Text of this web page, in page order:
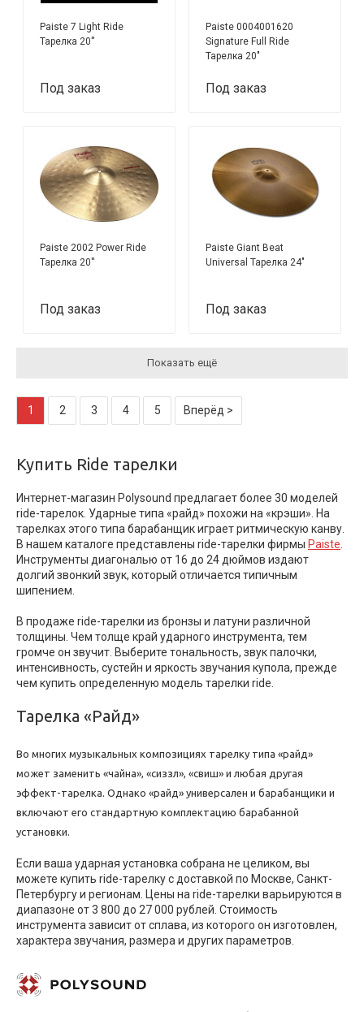
Paiste 7 Light Ride
Тарелка 20''
Под заказ
Paiste 0004001620
Signature Full Ride
Тарелка 20"
Под заказ
Paiste 2002 Power Ride
Тарелка 20''
Под заказ
Paiste Giant Beat
Universal Тарелка 24"
Под заказ
Показать ещё
1 2 3 4 5 Вперёд >
Купить Ride тарелки
Интернет-магазин Polysound предлагает более 30 моделей
ride-тарелок. Ударные типа «райд» похожи на «крэши». На
тарелках этого типа барабанщик играет ритмическую канву.
В нашем каталоге представлены ride-тарелки фирмы Paiste
Инструменты диагональю от 16 до 24 дюймов издают
долгий звонкий звук, который отличается типичным
шипением.
В продаже ride-тарелки из бронзы и латуни различной
толщины. Чем толще край ударного инструмента, тем
громче он звучит. Выберите тональность, звук палочки,
интенсивность, сустейн и яркость звучания купола, прежде
чем купить определенную модель тарелки ride.
Тарелка «Райд»
Во многих музыкальных композициях тарелку типа «райд»
может заменить «чайна», «сиззл», «свиш» и любая другая
эффект-тарелка. Однако «райд» универсален и барабанщики и
включают его стандартную комплектацию барабанной
установки.
Если ваша ударная установка собрана не целиком, вы
можете купить ride-тарелку с доставкой по Москве, Санкт-
Петербургу и регионам. Цены на ride-тарелки варьируются в
диапазоне от 3 800 до 27 000 рублей. Стоимость
инструмента зависит от сплава, из которого он изготовлен,
характера звучания, размера и других параметров.